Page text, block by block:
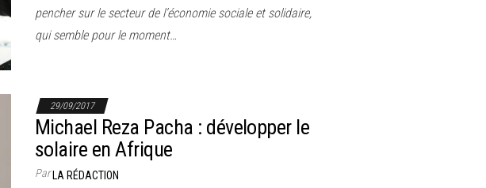
pencher sur le secteur de l’économie sociale et solidaire,
qui semble pour le moment…
29/09/2017
Michael Reza Pacha : développer le
solaire en Afrique
ParLA RÉDACTION